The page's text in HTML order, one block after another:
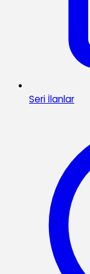
Seri İlanlar